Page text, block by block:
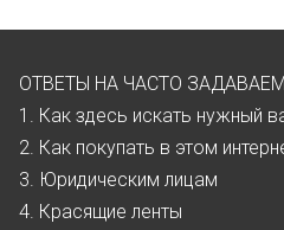
ОТВЕТЫ НА ЧАСТО
1. Как здесь искать нужный
2. Как покупать в этом
3. Юридическим лицам
4. Красящие ленты